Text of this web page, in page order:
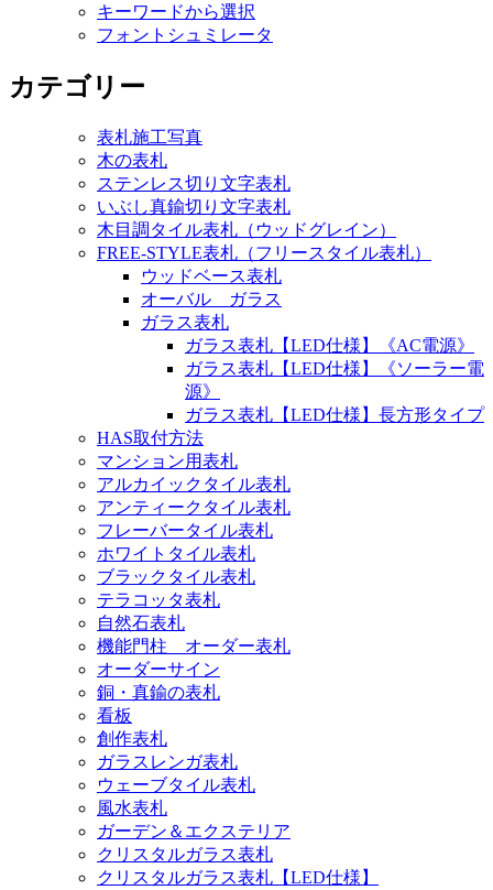
キーワードから選択
フォントシュミレータ
カテゴリー
表札施工写真
木の表札
ステンレス切り文字表札
いぶし真鍮切り文字表札
木目調タイル表札（ウッドグレイン）
FREE-STYLE表札（フリースタイル表札）
ウッドベース表札
オーバル ガラス
ガラス表札
ガラス表札【LED仕様】《AC電源》
ガラス表札【LED仕様】《ソーラー電
源》
ガラス表札【LED仕様】長方形タイプ
HAS取付方法
マンション用表札
アルカイックタイル表札
アンティークタイル表札
フレーバータイル表札
ホワイトタイル表札
ブラックタイル表札
テラコッタ表札
自然石表札
機能門柱 オーダー表札
オーダーサイン
銅・真鍮の表札
看板
創作表札
ガラスレンガ表札
ウェーブタイル表札
風水表札
ガーデン＆エクステリア
クリスタルガラス表札
クリスタルガラス表札【LED仕様】